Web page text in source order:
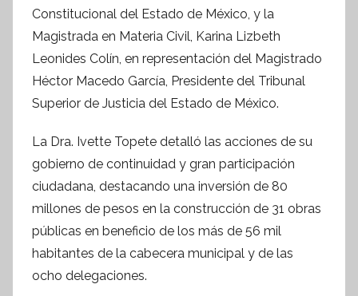
o
m
i
v
Constitucional del Estado de México, y la
Magistrada en Materia Civil, Karina Lizbeth
Leonides Colín, en representación del Magistrado
Héctor Macedo García, Presidente del Tribunal
Superior de Justicia del Estado de México.
La Dra. Ivette Topete detalló las acciones de su
gobierno de continuidad y gran participación
ciudadana, destacando una inversión de 80
millones de pesos en la construcción de 31 obras
públicas en beneficio de los más de 56 mil
habitantes de la cabecera municipal y de las
ocho delegaciones.